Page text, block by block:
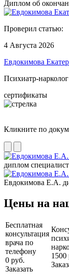
Диплом об
Проверил статью:
4 Августа 2026
Евдокимова
Психиатр-нарколог
сертификаты
Кликните по
диплом
Евдокимова Е.А.
Цены на
Бесплатная
консультация
врача по
телефону
0 руб.
Заказать
1500